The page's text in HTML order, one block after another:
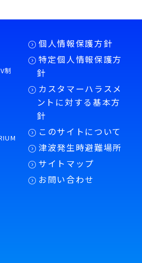
制
個人情報保護方針
特定個人情報保護方
針
カスタマーハラスメ
ントに対する基本方
針
このサイトについて
津波発生時避難場所
サイトマップ
お問い合わせ